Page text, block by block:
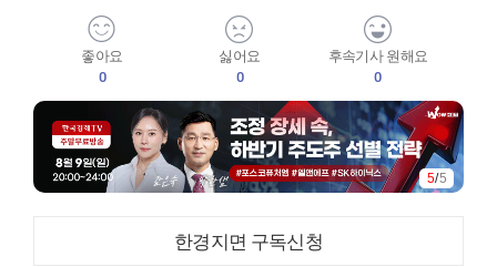
좋아요
0
싫어요
0
후속기사 원해요
0
5/5
한경지면 구독신청